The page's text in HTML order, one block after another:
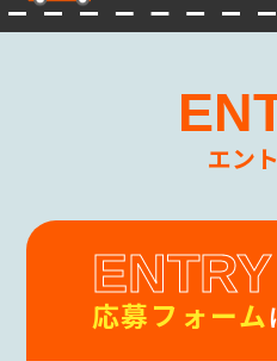
エン
応募フォーム